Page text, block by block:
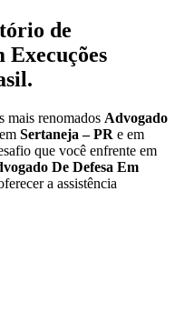
de
Execuções
mais renomados Advogado
em Sertaneja – PR e em
que você enfrente em
De Defesa Em
a assistência